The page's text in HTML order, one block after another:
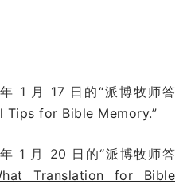
1 月 17 日 的“派博牧师答
Tips for Bible Memory.”
1 月 20 日 的“派博牧师答
Translation for Bible